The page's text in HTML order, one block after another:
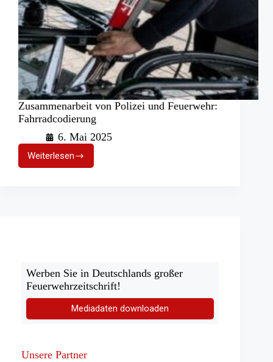
Zusammenarbeit von Polizei und Feuerwehr:
Fahrradcodierung
6. Mai 2025
WeiterlesenZusammenarbeit
von
Werben Sie in Deutschlands großer
Feuerwehrzeitschrift!
Mediadaten downloaden
Unsere Partner